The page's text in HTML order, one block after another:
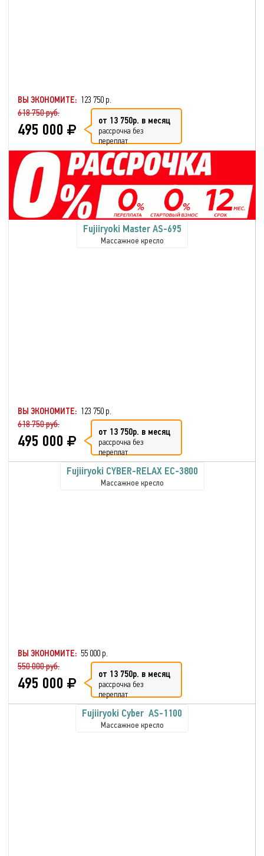
ВЫ ЭКОНОМИТЕ: 123 750 р.
618 750 руб.
495 000 от 13 750р. в месяц
рассрочка без
переплат
Fujiiryoki Master AS-695
Массажное кресло
ВЫ ЭКОНОМИТЕ: 123 750 р.
618 750 руб.
495 000 от 13 750р. в месяц
рассрочка без
переплат
Fujiiryoki CYBER-RELAX EC-3800
Массажное кресло
ВЫ ЭКОНОМИТЕ: 55 000 р.
550 000 руб.
495 000 от 13 750р. в месяц
рассрочка без
переплат
Fujiiryoki Cyber ​​ AS-1100
Массажное кресло